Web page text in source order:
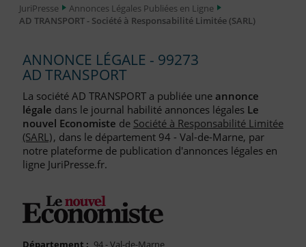
Annonces Légales Publiées
Journaux Habilités (JAL) Annonces Légales
Départements pour la Publication d'Annonces Légales
Liste des Greffes
Liste des CCI
FAQ
JuriPresse
Annonces Légales Publiées en Ligne
AD TRANSPORT - Société à Responsabilité Limitée (SARL)
ANNONCE LÉGALE - 99273
AD TRANSPORT
La société AD TRANSPORT a publiée une annonce
légale dans le journal habilité annonces légales Le
nouvel Economiste de Société à Responsabilité Limitée
(SARL), dans le département 94 - Val-de-Marne, par
notre plateforme de publication d'annonces légales en
ligne JuriPresse.fr.
Département : 94 - Val-de-Marne